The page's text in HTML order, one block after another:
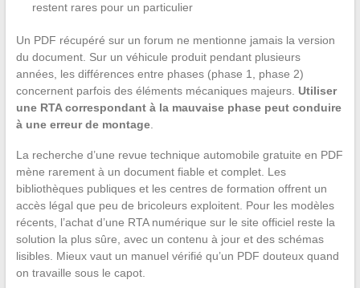
restent rares pour un particulier
Un PDF récupéré sur un forum ne mentionne jamais la version
du document. Sur un véhicule produit pendant plusieurs
années, les différences entre phases (phase 1, phase 2)
concernent parfois des éléments mécaniques majeurs. Utiliser
une RTA correspondant à la mauvaise phase peut conduire
à une erreur de montage.
La recherche d’une revue technique automobile gratuite en PDF
mène rarement à un document fiable et complet. Les
bibliothèques publiques et les centres de formation offrent un
accès légal que peu de bricoleurs exploitent. Pour les modèles
récents, l’achat d’une RTA numérique sur le site officiel reste la
solution la plus sûre, avec un contenu à jour et des schémas
lisibles. Mieux vaut un manuel vérifié qu’un PDF douteux quand
on travaille sous le capot.